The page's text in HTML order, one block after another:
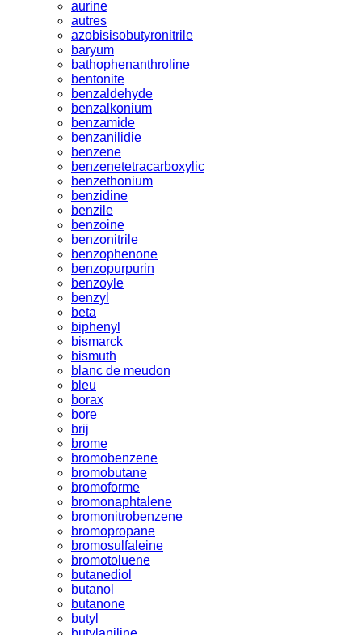
aurine
autres
azobisisobutyronitrile
baryum
bathophenanthroline
bentonite
benzaldehyde
benzalkonium
benzamide
benzanilidie
benzene
benzenetetracarboxylic
benzethonium
benzidine
benzile
benzoine
benzonitrile
benzophenone
benzopurpurin
benzoyle
benzyl
beta
biphenyl
bismarck
bismuth
blanc de meudon
bleu
borax
bore
brij
brome
bromobenzene
bromobutane
bromoforme
bromonaphtalene
bromonitrobenzene
bromopropane
bromosulfaleine
bromotoluene
butanediol
butanol
butanone
butyl